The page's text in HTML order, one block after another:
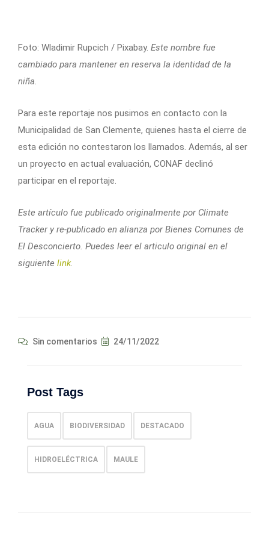
Foto: Wladimir Rupcich / Pixabay. Este nombre fue
cambiado para mantener en reserva la identidad de la
niña.
Para este reportaje nos pusimos en contacto con la
Municipalidad de San Clemente, quienes hasta el cierre de
esta edición no contestaron los llamados. Además, al ser
un proyecto en actual evaluación, CONAF declinó
participar en el reportaje.
Este artículo fue publicado originalmente por Climate
Tracker y re-publicado en alianza por Bienes Comunes de
El Desconcierto. Puedes leer el articulo original en el
siguiente link.
Sin comentarios 24/11/2022
Post Tags
AGUA BIODIVERSIDAD DESTACADO
HIDROELÉCTRICA MAULE